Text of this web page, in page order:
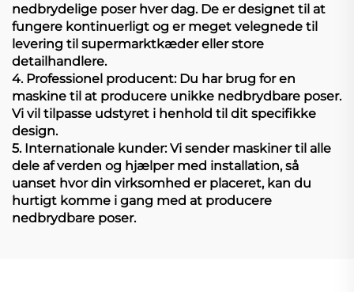
nedbrydelige poser hver dag. De er designet til at
fungere kontinuerligt og er meget velegnede til
levering til supermarktkæder eller store
detailhandlere.
4. Professionel producent: Du har brug for en
maskine til at producere unikke nedbrydbare poser.
Vi vil tilpasse udstyret i henhold til dit specifikke
design.
5. Internationale kunder: Vi sender maskiner til alle
dele af verden og hjælper med installation, så
uanset hvor din virksomhed er placeret, kan du
hurtigt komme i gang med at producere
nedbrydbare poser.